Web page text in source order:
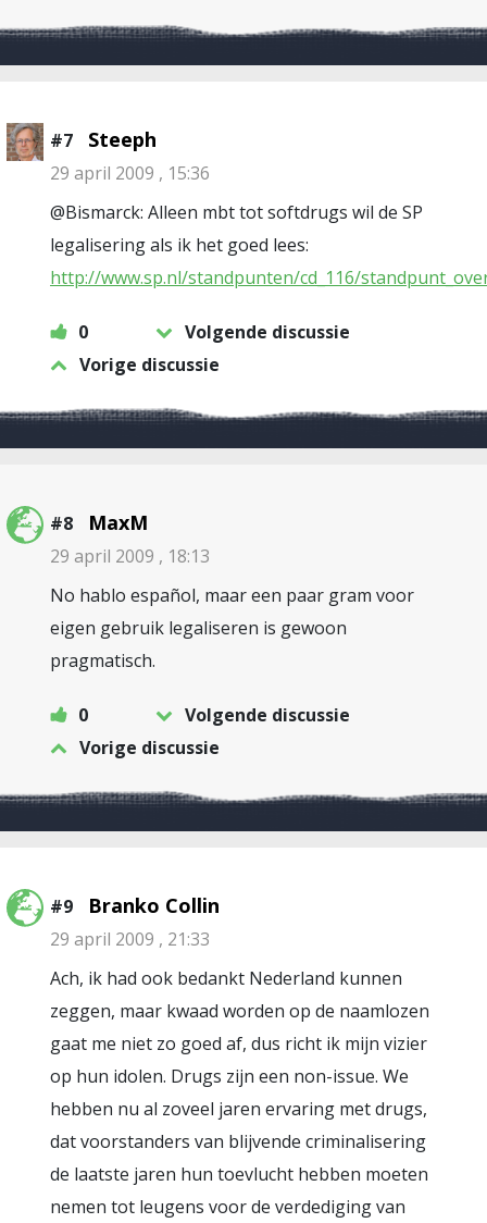
#7 Steeph
29 april 2009 , 15:36
@Bismarck: Alleen mbt tot softdrugs wil de SP
legalisering als ik het goed lees:
http://www.sp.nl/standpunten/cd_116/
0
Volgende discussie
Vorige discussie
#8 MaxM
29 april 2009 , 18:13
No hablo español, maar een paar gram voor
eigen gebruik legaliseren is gewoon
pragmatisch.
0
Volgende discussie
Vorige discussie
#9 Branko Collin
29 april 2009 , 21:33
Ach, ik had ook bedankt Nederland kunnen
zeggen, maar kwaad worden op de naamlozen
gaat me niet zo goed af, dus richt ik mijn vizier
op hun idolen. Drugs zijn een non-issue. We
hebben nu al zoveel jaren ervaring met drugs,
dat voorstanders van blijvende criminalisering
de laatste jaren hun toevlucht hebben moeten
nemen tot leugens voor de verdediging van